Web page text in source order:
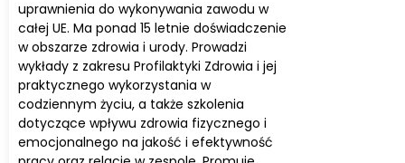
uprawnienia do wykonywania zawodu w
całej UE. Ma ponad 15 letnie doświadczenie
w obszarze zdrowia i urody. Prowadzi
wykłady z zakresu Profilaktyki Zdrowia i jej
praktycznego wykorzystania w
codziennym życiu, a także szkolenia
dotyczące wpływu zdrowia fizycznego i
emocjonalnego na jakość i efektywność